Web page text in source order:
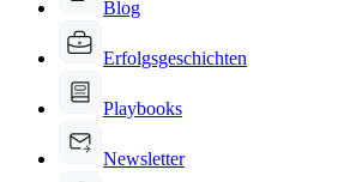
Blog
Erfolgsgeschichten
Playbooks
Newsletter